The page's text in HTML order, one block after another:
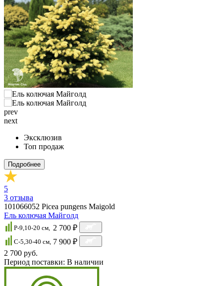
prev
next
Эксклюзив
Топ продаж
Подробнее
5
3 отзыва
101066052 Picea pungens Maigold
Ель колючая Майголд
P-9,10-20 cм, 2 700 ₽
C-5,30-40 см, 7 900 ₽
2 700 руб.
Период поставки: В наличии